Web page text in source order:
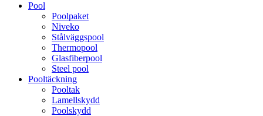
Pool
Poolpaket
Niveko
Stålväggspool
Thermopool
Glasfiberpool
Steel pool
Pooltäckning
Pooltak
Lamellskydd
Poolskydd